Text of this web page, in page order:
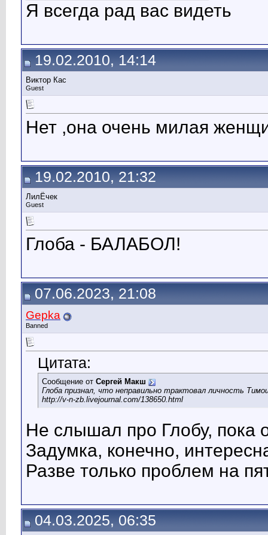
Я всегда рад вас видеть
19.02.2010, 14:14
Виктор Кас
Guest
Нет ,она очень милая
19.02.2010, 21:32
ЛилЁчек
Guest
Глоба - БАЛАБОЛ!
07.06.2023, 21:08
Gepka
Banned
Цитата:
Сообщение от Сергей Макш
Глоба признал, что неправильно трактовал личность
http://v-n-zb.livejournal.com/138650.html
Не слышал про Глобу, пока
Задумка, конечно,
Разве только проблем на
04.03.2025, 06:35